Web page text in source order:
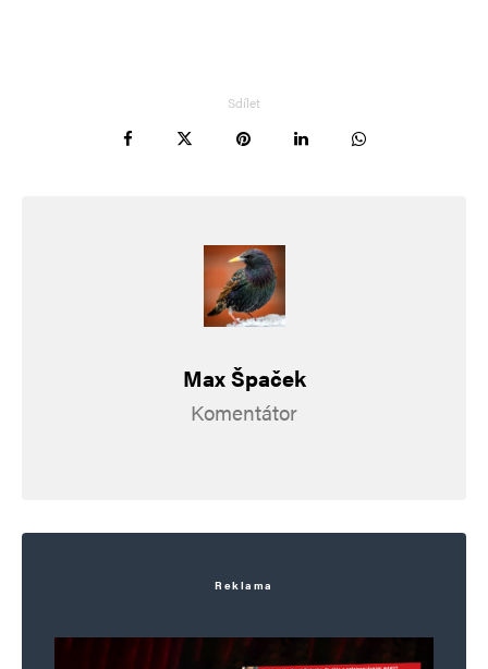
Informujte mě o nových komentářích e-mailem.
Sdílet
Max Špaček
Komentátor
Reklama